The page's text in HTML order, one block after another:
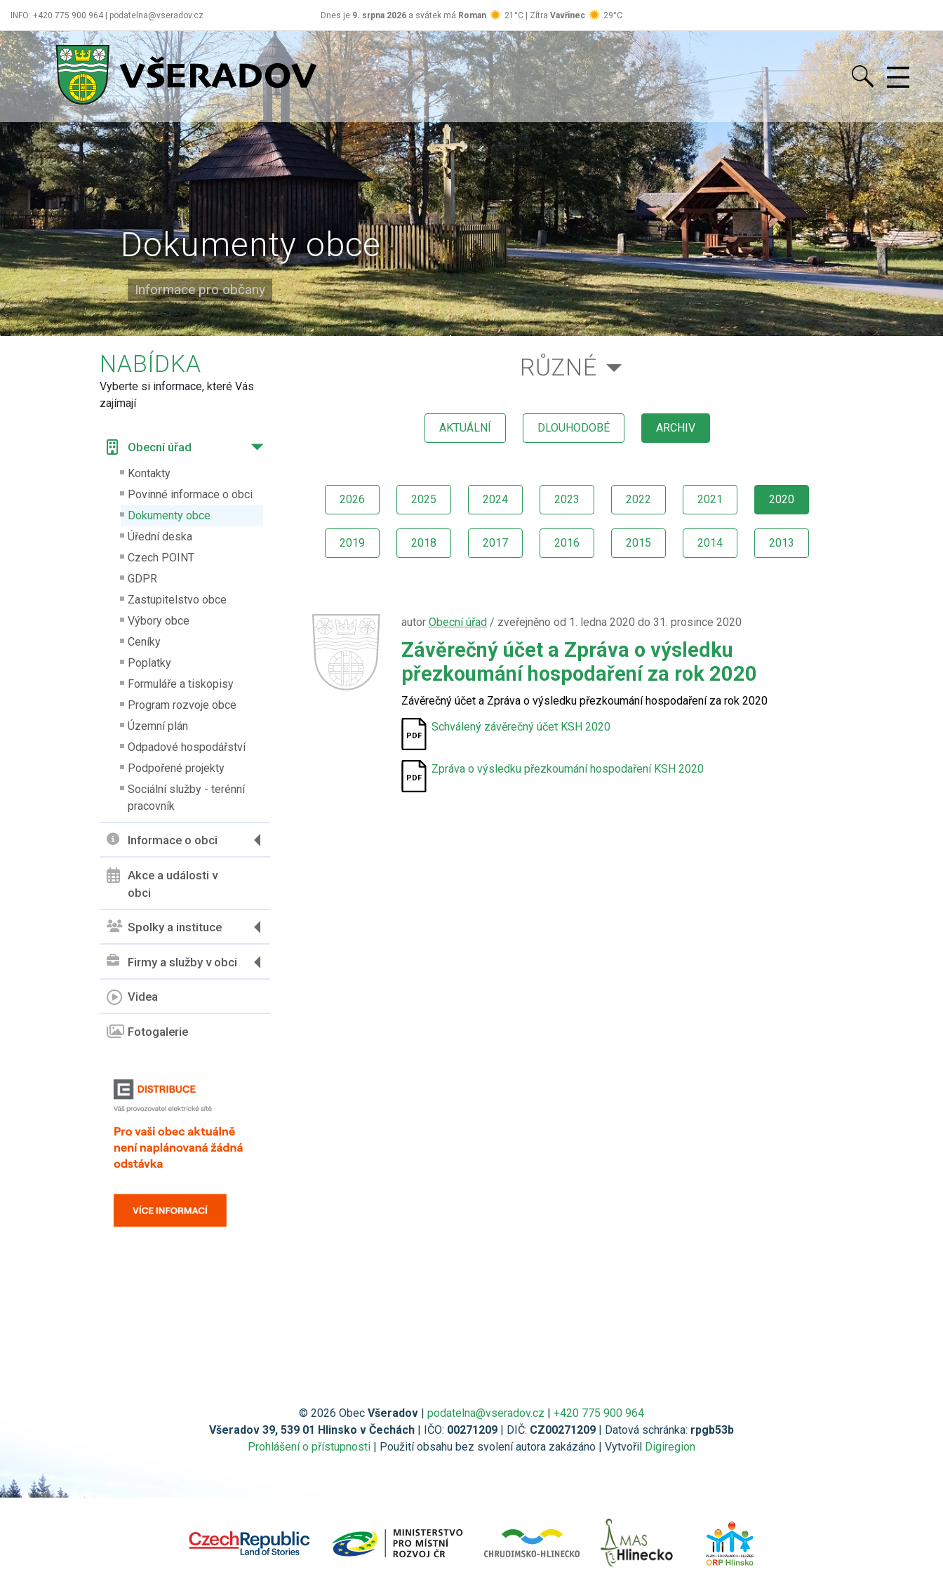
INFO: +420 775 900 964 | podatelna@vseradov.cz Dnes je 9. srpna 2026 a svátek má Roman 21°C | Zítra Vavřinec 29°C
Všeradov
Dokumenty obce
Informace pro občany
NABÍDKA
Vyberte si informace, které Vás
zajímají
Obecní úřad
Kontakty
Povinné informace o obci
Dokumenty obce
Úřední deska
Czech POINT
GDPR
Zastupitelstvo obce
Výbory obce
Ceníky
Poplatky
Formuláře a tiskopisy
Program rozvoje obce
Územní plán
Odpadové hospodářství
Podpořené projekty
Sociální služby - terénní
pracovník
Informace o obci
Akce a události v
obci
Spolky a instituce
Firmy a služby v obci
Videa
Fotogalerie
RŮZNÉ
AKTUÁLNÍ DLOUHODOBÉ ARCHIV
2026 2025 2024 2023 2022 2021 2020
2019 2018 2017 2016 2015 2014 2013
autor Obecní úřad/ zveřejněno od 1. ledna 2020 do 31. prosince 2020
Závěrečný účet a Zpráva o výsledku
přezkoumání hospodaření za rok 2020
Závěrečný účet a Zpráva o výsledku přezkoumání hospodaření za rok 2020
Schválený závěrečný účet KSH 2020
Zpráva o výsledku přezkoumání hospodaření KSH 2020
© 2026 Obec Všeradov | podatelna@vseradov.cz | +420 775 900 964
Všeradov 39, 539 01 Hlinsko v Čechách | IČO: 00271209 | DIČ: CZ00271209 | Datová schránka: rpgb53b
Prohlášení o přístupnosti | Použití obsahu bez svolení autora zakázáno | Vytvořil Digiregion